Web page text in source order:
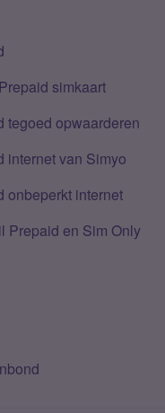
simkaart
tegoed opwaarderen
internet van Simyo
onbeperkt internet
Prepaid en Sim Only